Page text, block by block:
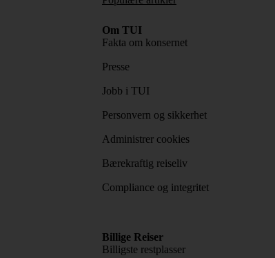
Om TUI
Fakta om konsernet
Presse
Jobb i TUI
Personvern og sikkerhet
Administrer cookies
Bærekraftig reiseliv
Compliance og integritet
Billige Reiser
Billigste restplasser